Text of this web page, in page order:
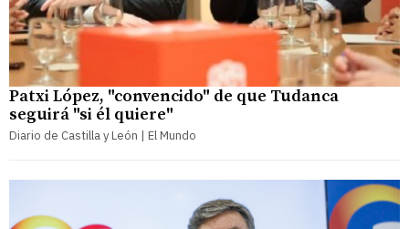
Patxi López, "convencido" de que Tudanca
seguirá "si él quiere"
Diario de Castilla y León | El Mundo